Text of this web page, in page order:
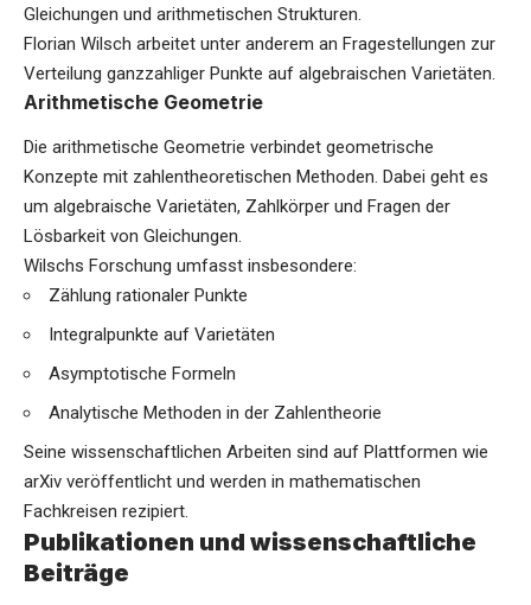
Gleichungen und arithmetischen Strukturen.
Florian Wilsch arbeitet unter anderem an Fragestellungen zur
Verteilung ganzzahliger Punkte auf algebraischen Varietäten.
Arithmetische Geometrie
Die arithmetische Geometrie verbindet geometrische
Konzepte mit zahlentheoretischen Methoden. Dabei geht es
um algebraische Varietäten, Zahlkörper und Fragen der
Lösbarkeit von Gleichungen.
Wilschs Forschung umfasst insbesondere:
Zählung rationaler Punkte
Integralpunkte auf Varietäten
Asymptotische Formeln
Analytische Methoden in der Zahlentheorie
Seine wissenschaftlichen Arbeiten sind auf Plattformen wie
arXiv veröffentlicht und werden in mathematischen
Fachkreisen rezipiert.
Publikationen und wissenschaftliche
Beiträge